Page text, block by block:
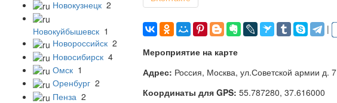
Новокузнецк 2
Новокуйбышевск 1
Новороссийск 2
Новосибирск 4
Омск 1
Оренбург 2
Пенза 2
|
Мероприятие на карте
Адрес: Россия, Москва, ул.Советской армии д. 7
Координаты для GPS: 55.787280, 37.616000